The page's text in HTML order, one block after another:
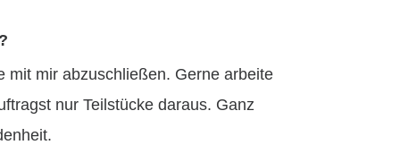
mit mir abzuschließen. Gerne arbeite
nur Teilstücke daraus. Ganz